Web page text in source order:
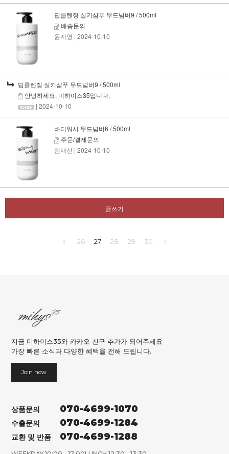
딥클렌징 실키샴푸 무드넘버9 / 500ml
배송문의
윤지영 | 2024-10-10
딥클렌징 실키샴푸 무드넘버9 / 500ml
안녕하세요. 미하이스35입니다.
| 2024-10-10
바디워시 무드넘버6 / 500ml
주문/결제문의
임재선 | 2024-10-10
글쓰기
26 27 28 29 30
지금 미하이스35와 카카오 친구 추가가 되어주세요
가장 빠른 소식과 다양한 혜택을 전해 드립니다.
Join now
상품문의 070-4699-1070
수출문의 070-4699-1284
교환 및 반품 070-4699-1288